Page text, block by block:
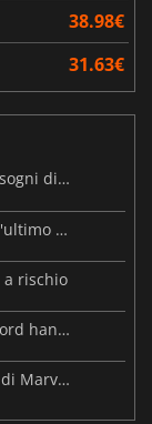
38.98€
31.63€
Steam Frame: il prezzo trapelato spegne i sogni di un VR economico
Palworld: Sunreach e boss più stabili con l'ultimo update
a rischio
Le mappe dei malware e un attacco a Discord hanno colpito Meccha Chameleon
PlayStation Network in tilt durante la beta di Marvel Tōkon